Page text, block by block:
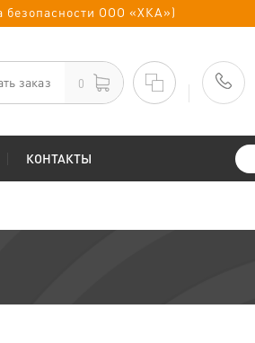
ООО «ХКА»)
заказ 0
КОНТАКТЫ